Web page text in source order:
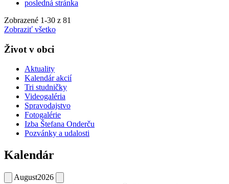
posledná stránka
Zobrazené 1-30 z 81
Zobraziť všetko
Život v obci
Aktuality
Kalendár akcií
Tri studničky
Videogaléria
Spravodajstvo
Fotogalérie
Izba Štefana Onderču
Pozvánky a udalosti
Kalendár
August2026